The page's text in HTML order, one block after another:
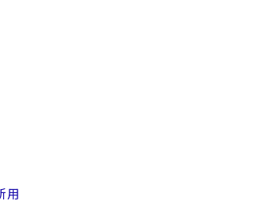
用